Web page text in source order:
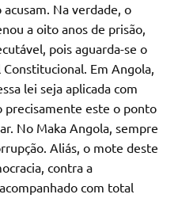
Na verdade, o
a oito anos de prisão,
pois aguarda-se o
Em Angola,
lei seja aplicada com
precisamente este o ponto
No Maka Angola, sempre
Aliás, o mote deste
contra a
com total